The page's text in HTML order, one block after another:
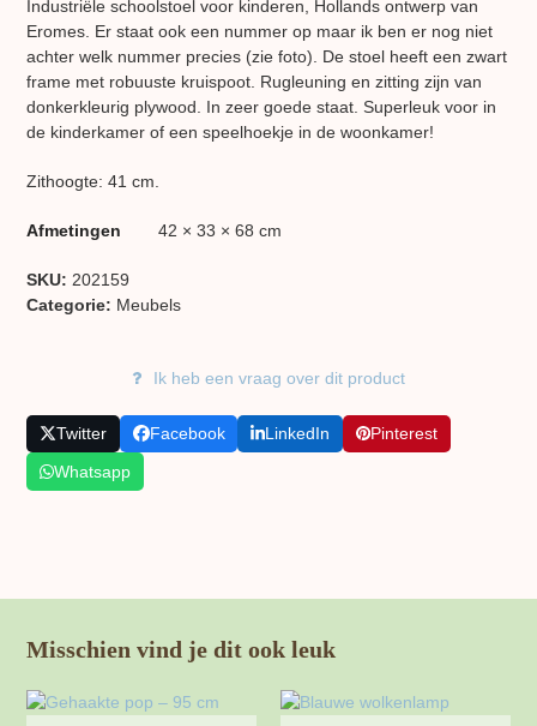
Industriële schoolstoel voor kinderen, Hollands ontwerp van
Eromes. Er staat ook een nummer op maar ik ben er nog niet
achter welk nummer precies (zie foto). De stoel heeft een zwart
frame met robuuste kruispoot. Rugleuning en zitting zijn van
donkerkleurig plywood. In zeer goede staat. Superleuk voor in
de kinderkamer of een speelhoekje in de woonkamer!
Zithoogte: 41 cm.
Afmetingen 42 × 33 × 68 cm
SKU: 202159
Categorie: Meubels
Ik heb een vraag over dit product
Twitter Facebook LinkedIn
Pinterest
Whatsapp
Misschien vind je dit ook leuk